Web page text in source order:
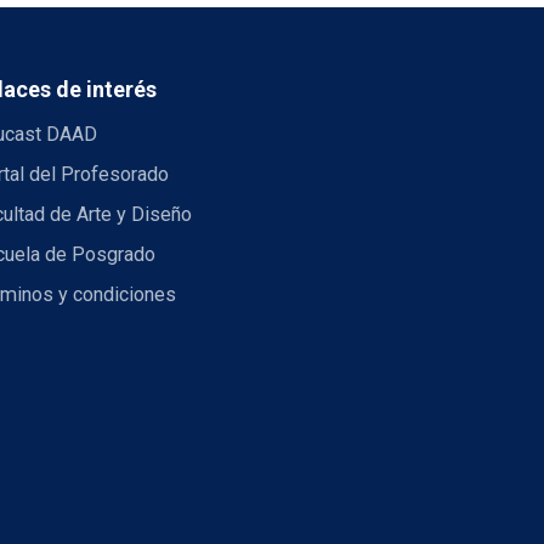
de interés
DAAD
del Profesorado
de Arte y Diseño
de Posgrado
y condiciones